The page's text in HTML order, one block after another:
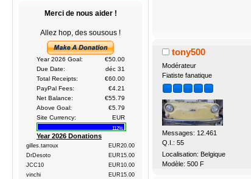
Merci de nous aider !
Allez hop, des sousous !
Year 2026 Goal:
€50.00
Due Date:
déc 31
Total Receipts:
€60.00
PayPal Fees:
€4.21
Net Balance:
€55.79
Above Goal:
€5.79
Site Currency:
EUR
112%
Year 2026 Donations
gilles.tarroux
EUR20.00
DrDesoto
EUR15.00
JCC10
EUR10.00
vinchi
EUR15.00
tony500
Modérateur
Fiatiste fanatique
Messages: 12.461
Q.I.: 55
Localisation: Belgique
Modèle: 500 F